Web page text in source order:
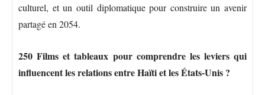
culturel, et un outil diplomatique pour construire un avenir
partagé en 2054.
250 Films et tableaux pour comprendre les leviers qui
influencent les relations entre Haïti et les États-Unis ?